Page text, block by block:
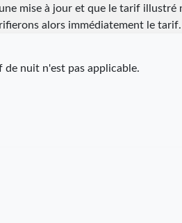
mise à jour et que le tarif illustré
alors immédiatement le tarif.
de nuit n'est pas applicable.